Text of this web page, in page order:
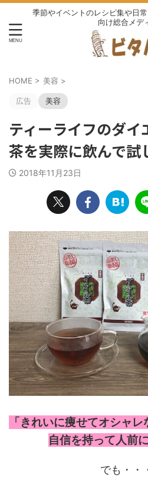
季節やイベントのレシピ集や日
向け総合メデ
HOME > 美容 >
広告 美容
ティーライフのダイ
茶を実際に飲んで試
2018年11月23日
「きれいに痩せてオシャ
自信を持って人前
でも・・